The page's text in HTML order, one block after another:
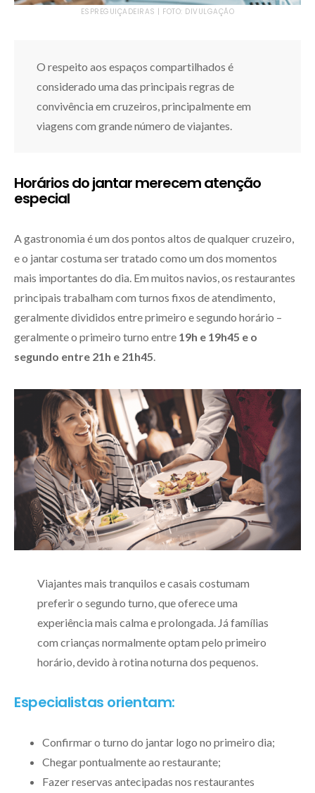
ESPREGUIÇADEIRAS | FOTO: DIVULGAÇÃO
O respeito aos espaços compartilhados é
considerado uma das principais regras de
convivência em cruzeiros, principalmente em
viagens com grande número de viajantes.
Horários do jantar merecem atenção
especial
A gastronomia é um dos pontos altos de qualquer cruzeiro,
e o jantar costuma ser tratado como um dos momentos
mais importantes do dia. Em muitos navios, os restaurantes
principais trabalham com turnos fixos de atendimento,
geralmente divididos entre primeiro e segundo horário –
geralmente o primeiro turno entre 19h e 19h45 e o
segundo entre 21h e 21h45
Viajantes mais tranquilos e casais costumam
preferir o segundo turno, que oferece uma
experiência mais calma e prolongada. Já famílias
com crianças normalmente optam pelo primeiro
horário, devido à rotina noturna dos pequenos.
Especialistas orientam:
Confirmar o turno do jantar logo no primeiro dia;
Chegar pontualmente ao restaurante;
Fazer reservas antecipadas nos restaurantes